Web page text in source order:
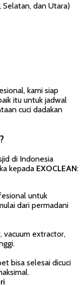
Selatan, dan Utara)
kami siap
itu untuk jadwal
cuci dadakan
di Indonesia
kepada EXOCLEAN:
untuk
dari permadani
vacuum extractor,
bisa selesai dicuci